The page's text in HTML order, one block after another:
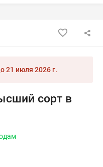
21 июля 2026 г.
сорт в